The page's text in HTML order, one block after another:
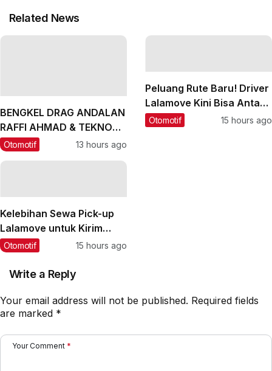
Related News
BENGKEL DRAG ANDALAN
RAFFI AHMAD & TEKNO
TUNER, BIARPUN DALAM
Otomotif 13 hours ago
Peluang Rute Baru! Driver
Lalamove Kini Bisa Antar
Barang ke Bali
Otomotif 15 hours ago
Kelebihan Sewa Pick-up
Lalamove untuk Kirim
Barang Muatan Besar
Otomotif 15 hours ago
Write a Reply
Your email address will not be published. Required fields
are marked *
Your Comment *